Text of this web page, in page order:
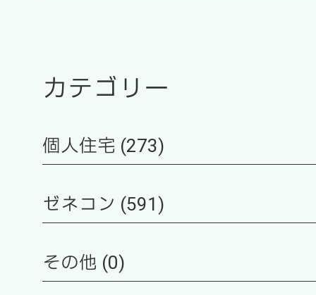
カテゴリー
個人住宅 (273)
ゼネコン (591)
その他 (0)